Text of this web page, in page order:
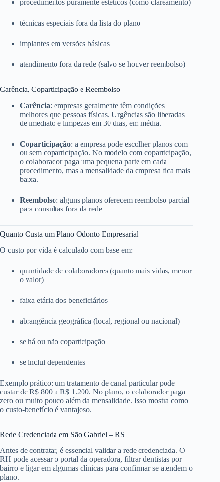
procedimentos puramente estéticos (como clareamento)
técnicas especiais fora da lista do plano
implantes em versões básicas
atendimento fora da rede (salvo se houver reembolso)
Carência, Coparticipação e Reembolso
Carência: empresas geralmente têm condições
melhores que pessoas físicas. Urgências são liberadas
de imediato e limpezas em 30 dias, em média.
Coparticipação: a empresa pode escolher planos com
ou sem coparticipação. No modelo com coparticipação,
o colaborador paga uma pequena parte em cada
procedimento, mas a mensalidade da empresa fica mais
baixa.
Reembolso: alguns planos oferecem reembolso parcial
para consultas fora da rede.
Quanto Custa um Plano Odonto Empresarial
O custo por vida é calculado com base em:
quantidade de colaboradores (quanto mais vidas, menor
o valor)
faixa etária dos beneficiários
abrangência geográfica (local, regional ou nacional)
se há ou não coparticipação
se inclui dependentes
Exemplo prático: um tratamento de canal particular pode
custar de R$ 800 a R$ 1.200. No plano, o colaborador paga
zero ou muito pouco além da mensalidade. Isso mostra como
o custo-benefício é vantajoso.
Rede Credenciada em São Gabriel – RS
Antes de contratar, é essencial validar a rede credenciada. O
RH pode acessar o portal da operadora, filtrar dentistas por
bairro e ligar em algumas clínicas para confirmar se atendem o
plano.